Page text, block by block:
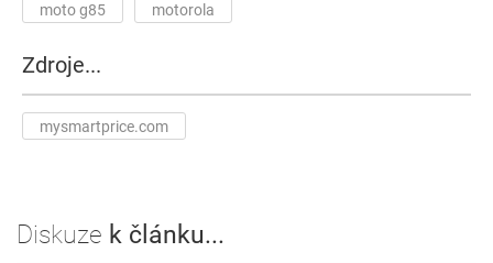
moto g85 motorola
Zdroje...
mysmartprice.com
Diskuze k článku...